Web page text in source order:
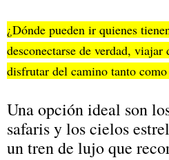
¿Dónde pueden ir quienes
desconectarse de verdad,
disfrutar del camino tanto
Una opción ideal son
safaris y los cielos
un tren de lujo que